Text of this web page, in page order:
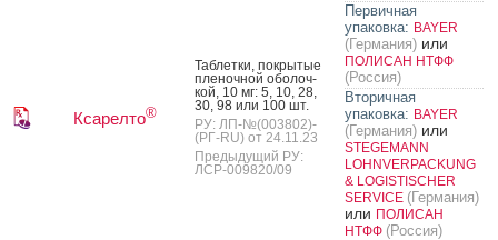
Ксарелто®
Таб­летки, пок­ры­тые
пле­ноч­ной обо­лоч­
кой, 10 мг: 5, 10, 28,
30, 98 или 100 шт.
РУ: ЛП-№(003802)-
(РГ-RU) от 24.11.23
Предыдущий РУ:
ЛСР-009820/09
Первичная
упаковка: BAYER
(Германия) или
ПОЛИСАН НТФФ
(Россия)
Вторичная
упаковка: BAYER
(Германия) или
STEGEMANN
LOHNVERPACKUNG
& LOGISTISCHER
SERVICE (Германия)
или ПОЛИСАН
НТФФ (Россия)